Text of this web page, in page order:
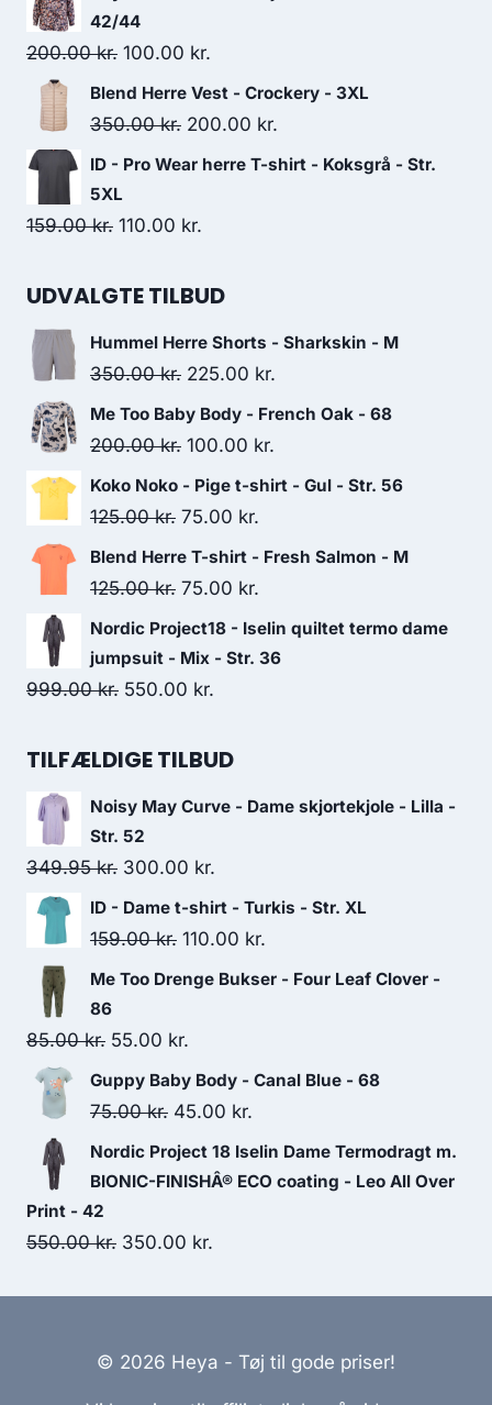
100.00 kr..
42/44
200.00kr. Original
price
was:
100.00 kr.
price
is:
Blend Herre Vest - Crockery - 3XL
350.00kr. Original
price
350.00 kr..
200.00 kr.
price
ID - Pro Wear herre T-shirt - Koksgrå - Str.
5XL
159.00kr. Original
was:
110.00 kr.
is:
UDVALGTE TILBUD
Hummel Herre Shorts - Sharkskin - M
350.00kr. Original
price
was:
225.00 kr.
price
Me Too Baby Body - French Oak - 68
200.00kr. Original
price
was:
100.00 kr.
price
Koko Noko - Pige t-shirt - Gul - Str. 56
125.00kr. Original
price
was:
75.00 kr.
price
Blend Herre T-shirt - Fresh Salmon - M
125.00kr. Original
price
was:
125.00 kr..
75.00 kr.
price
is:
Nordic Project18 - Iselin quiltet termo dame
jumpsuit - Mix - Str. 36
999.00kr. Original
was:
550.00 kr.
is:
TILFÆLDIGE TILBUD
Noisy May Curve - Dame skjortekjole - Lilla -
Str. 52
349.95kr. Original
price
was:
300.00 kr.
price
is:
ID - Dame t-shirt - Turkis - Str. XL
159.00kr. Original
price
159.00 kr..
110.00 kr.
price
Me Too Drenge Bukser - Four Leaf Clover -
86
85.00kr. Original
price
was:
55.00 kr.
price
is:
Guppy Baby Body - Canal Blue - 68
75.00kr. Original
price
was:
45.00 kr.
price
is:
Nordic Project 18 Iselin Dame Termodragt m.
BIONIC-FINISHÂ® ECO coating - Leo All Over
Print - 42
550.00kr. Original
350.00 kr.
© 2026 Heya - Tøj til gode priser!